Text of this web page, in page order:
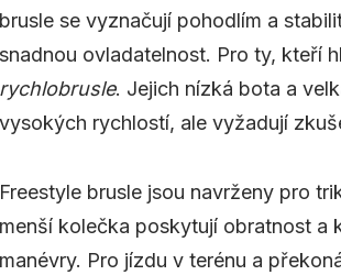
brusle se vyznačují pohodlím a
snadnou ovladatelnost. Pro ty, kteří
rychlobrusle. Jejich nízká bota a
vysokých rychlostí, ale vyžadují
Freestyle brusle jsou navrženy pro
menší kolečka poskytují obratnost a
manévry. Pro jízdu v terénu a